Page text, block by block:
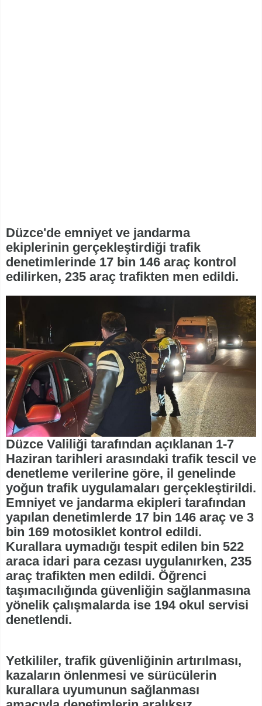
Düzce'de emniyet ve jandarma
ekiplerinin gerçekleştirdiği trafik
denetimlerinde 17 bin 146 araç kontrol
edilirken, 235 araç trafikten men edildi.
Düzce Valiliği tarafından açıklanan 1-7
Haziran tarihleri arasındaki trafik tescil ve
denetleme verilerine göre, il genelinde
yoğun trafik uygulamaları gerçekleştirildi.
Emniyet ve jandarma ekipleri tarafından
yapılan denetimlerde 17 bin 146 araç ve 3
bin 169 motosiklet kontrol edildi.
Kurallara uymadığı tespit edilen bin 522
araca idari para cezası uygulanırken, 235
araç trafikten men edildi. Öğrenci
taşımacılığında güvenliğin sağlanmasına
yönelik çalışmalarda ise 194 okul servisi
denetlendi.
Yetkililer, trafik güvenliğinin artırılması,
kazaların önlenmesi ve sürücülerin
kurallara uyumunun sağlanması